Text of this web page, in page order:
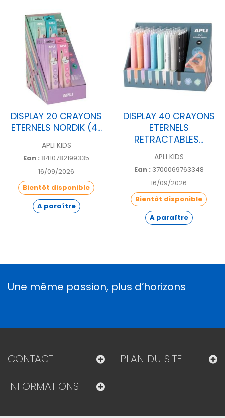
DISPLAY 20 CRAYONS
ETERNELS NORDIK (4...
APLI KIDS
Ean : 8410782199335
16/09/2026
Bientôt disponible
A paraître
DISPLAY 40 CRAYONS
ETERNELS
RETRACTABLES...
APLI KIDS
Ean : 3700069763348
16/09/2026
Bientôt disponible
A paraître
Une même passion, plus d’horizons
CONTACT
PLAN DU SITE
INFORMATIONS